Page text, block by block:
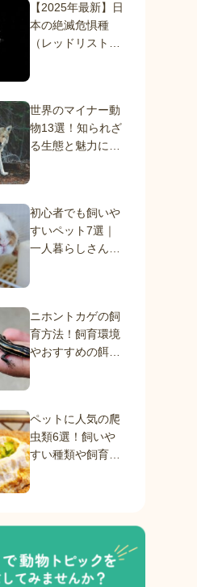
【2025年最新】日
本の絶滅危惧種
（レッドリスト）
世界のマイナー動
物13選！知られざ
る生態と魅力に迫
初心者でも飼いや
すいペット7選｜
一人暮らしさんに
ニホントカゲの飼
育方法！飼育環境
やおすすめの餌を
ペットに人気の爬
虫類6選！飼いや
すい種類や飼育方